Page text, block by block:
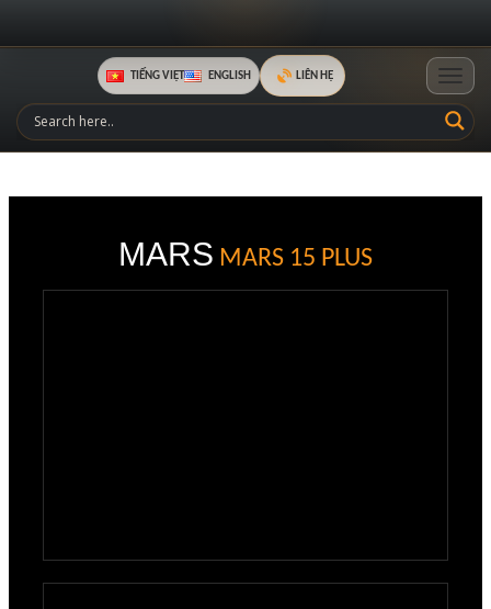
TIẾNG VIỆT ENGLISH LIÊN HỆ
MARS MARS 15 PLUS